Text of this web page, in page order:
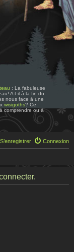
: La fabuleuse
A t-il à la fin du
nous face à une
wisigoths? Ce
comprendre ou à
Connexion
S’enregistrer